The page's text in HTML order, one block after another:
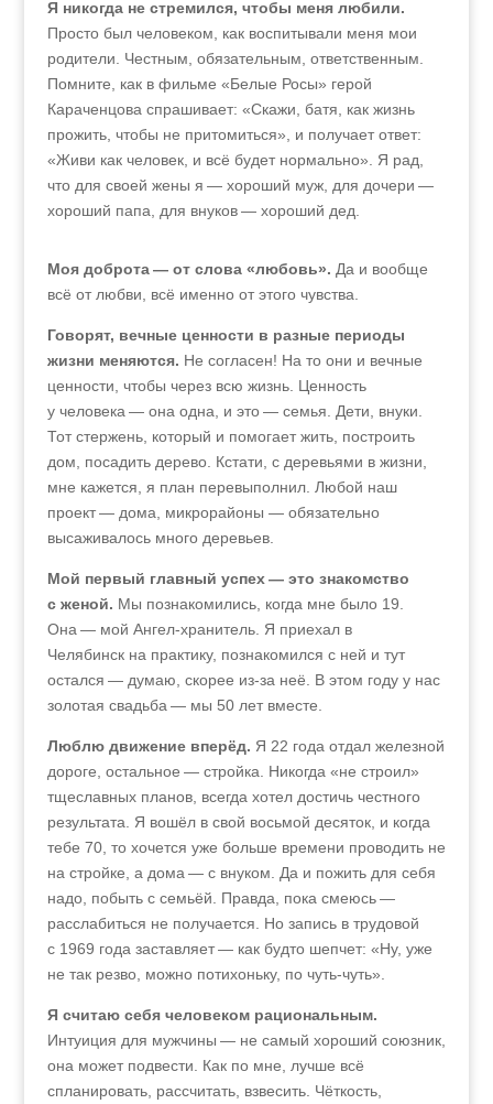
Я никогда не стремился, чтобы меня любили.
Просто был человеком, как воспитывали меня мои
родители. Честным, обязательным, ответственным.
Помните, как в фильме «Белые Росы» герой
Караченцова спрашивает: «Скажи, батя, как жизнь
прожить, чтобы не притомиться», и получает ответ:
«Живи как человек, и всё будет нормально». Я рад,
что для своей жены я — хороший муж, для дочери —
хороший папа, для внуков — хороший дед.
Моя доброта — от слова «любовь». Да и вообще
всё от любви, всё именно от этого чувства.
Говорят, вечные ценности в разные периоды
жизни меняются. Не согласен! На то они и вечные
ценности, чтобы через всю жизнь. Ценность
у человека — она одна, и это — семья. Дети, внуки.
Тот стержень, который и помогает жить, построить
дом, посадить дерево. Кстати, с деревьями в жизни,
мне кажется, я план перевыполнил. Любой наш
проект — дома, микрорайоны — обязательно
высаживалось много деревьев.
Мой первый главный успех — это знакомство
с женой. Мы познакомились, когда мне было 19.
Она — мой Ангел-хранитель. Я приехал в
Челябинск на практику, познакомился с ней и тут
остался — думаю, скорее из-за неё. В этом году у нас
золотая свадьба — мы 50 лет вместе.
Люблю движение вперёд. Я 22 года отдал железной
дороге, остальное — стройка. Никогда «не строил»
тщеславных планов, всегда хотел достичь честного
результата. Я вошёл в свой восьмой десяток, и когда
тебе 70, то хочется уже больше времени проводить не
на стройке, а дома — с внуком. Да и пожить для себя
надо, побыть с семьёй. Правда, пока смеюсь —
расслабиться не получается. Но запись в трудовой
с 1969 года заставляет — как будто шепчет: «Ну, уже
не так резво, можно потихоньку, по чуть-чуть».
Я считаю себя человеком рациональным.
Интуиция для мужчины — не самый хороший союзник,
она может подвести. Как по мне, лучше всё
спланировать, рассчитать, взвесить. Чёткость,